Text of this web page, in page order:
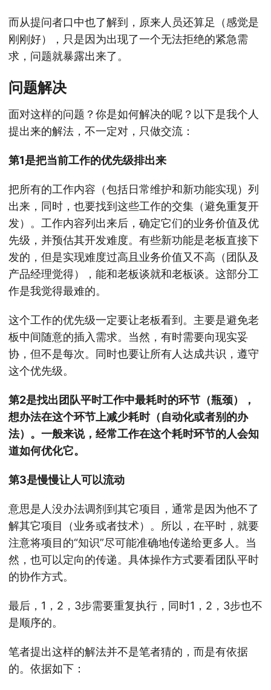
而从提问者口中也了解到，原来人员还算足（感觉是
刚刚好），只是因为出现了一个无法拒绝的紧急需
求，问题就暴露出来了。
问题解决
面对这样的问题？你是如何解决的呢？以下是我个人
提出来的解法，不一定对，只做交流：
第1是把当前工作的优先级排出来
把所有的工作内容（包括日常维护和新功能实现）列
出来，同时，也要找到这些工作的交集（避免重复开
发）。工作内容列出来后，确定它们的业务价值及优
先级，并预估其开发难度。有些新功能是老板直接下
发的，但是实现难度过高且业务价值又不高（团队及
产品经理觉得），能和老板谈就和老板谈。这部分工
作是我觉得最难的。
这个工作的优先级一定要让老板看到。主要是避免老
板中间随意的插入需求。当然，有时需要向现实妥
协，但不是每次。同时也要让所有人达成共识，遵守
这个优先级。
第2是找出团队平时工作中最耗时的环节（瓶颈），
想办法在这个环节上减少耗时（自动化或者别的办
法）。一般来说，经常工作在这个耗时环节的人会知
道如何优化它。
第3是慢慢让人可以流动
意思是人没办法调剂到其它项目，通常是因为他不了
解其它项目（业务或者技术）。所以，在平时，就要
注意将项目的“知识”尽可能准确地传递给更多人。当
然，也可以定向的传递。具体操作方式要看团队平时
的协作方式。
最后，1，2，3步需要重复执行，同时1，2，3步也不
是顺序的。
笔者提出这样的解法并不是笔者猜的，而是有依据
的。依据如下：